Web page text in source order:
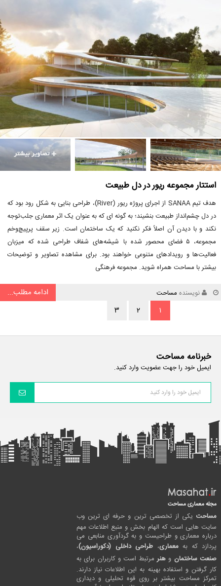
استتار مجموعه ریور در دل طبیعت
هدف تیم SANAA از اجرای پروژه ریور (River)، طراحی بنایی به شکل رود بود که
در دل چشم‌انداز طبیعت بنشیند؛ به گونه ای که به عنوان یک اثر معماری جلب‌توجه
نکند و با دیدن آن اصلاً فکر نکنید که یک ساختمان است. زیر سقف پرپیچ‌وخم
مجموعه، ۵ فضای محصور شده با شیشه‌های شفاف طراحی شده که میزبان
فعالیت‌ها و رویدادهای متنوعی خواهند بود. برای مشاهده تصاویر و توضیحات
بیشتر با مساحت همراه شوید. مجموعه فرهنگی
نویسنده مساحت
ادامه مطلب...
۱
۲ ۳
خبرنامه مساحت
ایمیل خود را جهت عضویت وارد کنید.
مجله معماری مساحت
مساحت یکی از تخصصی ترین و حرفه ای ترین وب
سایت هایی است که الهام بخش و منبع اطلاعات مهم
درباره معماری و طراحیست و به گردآوری منابعی می
پردازد که بهمعماری، طراحی داخلی (دکوراسیون)،
صنعت ساختمان و هنرمرتبط است و کاربران برای به
کار گرفتن و استفاده بهینه به این اطلاعات نیاز دارند.
تمرکز مساحت بیشتر بر روی قوه تحلیلی و دیداری